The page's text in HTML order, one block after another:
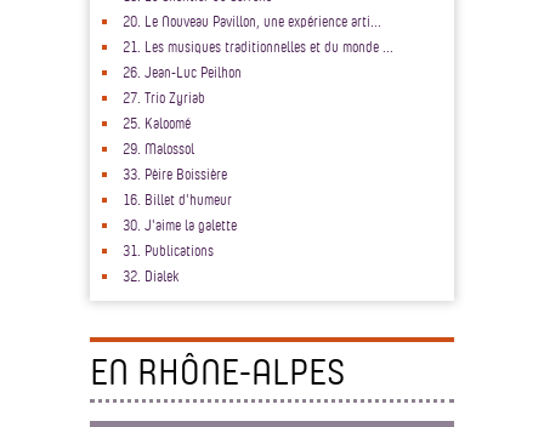
20. Le Nouveau Pavillon, une expérience arti...
21. Les musiques traditionnelles et du monde ...
26. Jean-Luc Peilhon
27. Trio Zyriab
25. Kaloomé
29. Malossol
33. Pèire Boissière
16. Billet d'humeur
30. J'aime la galette
31. Publications
32. Dialek
EN RHÔNE-ALPES